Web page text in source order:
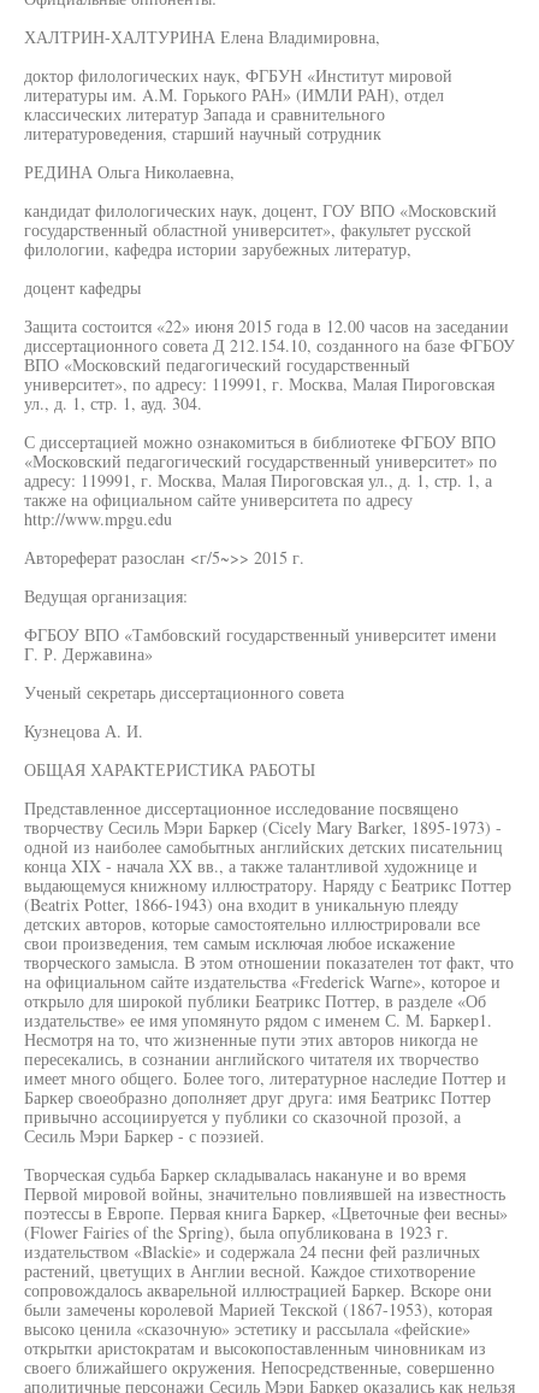
ХАЛТРИН-ХАЛТУРИНА Елена Владимировна,
доктор филологических наук, ФГБУН «Институт мировой
литературы им. A.M. Горького РАН» (ИМЛИ РАН), отдел
классических литератур Запада и сравнительного
литературоведения, старший научный сотрудник
РЕДИНА Ольга Николаевна,
кандидат филологических наук, доцент, ГОУ ВПО «Московский
государственный областной университет», факультет русской
филологии, кафедра истории зарубежных литератур,
доцент кафедры
Защита состоится «22» июня 2015 года в 12.00 часов на заседании
диссертационного совета Д 212.154.10, созданного на базе ФГБОУ
ВПО «Московский педагогический государственный
университет», по адресу: 119991, г. Москва, Малая Пироговская
ул., д. 1, стр. 1, ауд. 304.
С диссертацией можно ознакомиться в библиотеке ФГБОУ ВПО
«Московский педагогический государственный университет» по
адресу: 119991, г. Москва, Малая Пироговская ул., д. 1, стр. 1, а
также на официальном сайте университета по адресу
http://www.mpgu.edu
Автореферат разослан <г/5~>> 2015 г.
Ведущая организация:
ФГБОУ ВПО «Тамбовский государственный университет имени
Г. Р. Державина»
Ученый секретарь диссертационного совета
Кузнецова А. И.
ОБЩАЯ ХАРАКТЕРИСТИКА РАБОТЫ
Представленное диссертационное исследование посвящено
творчеству Сесиль Мэри Баркер (Cicely Mary Barker, 1895-1973) -
одной из наиболее самобытных английских детских писательниц
конца XIX - начала XX вв., а также талантливой художнице и
выдающемуся книжному иллюстратору. Наряду с Беатрикс Поттер
(Beatrix Potter, 1866-1943) она входит в уникальную плеяду
детских авторов, которые самостоятельно иллюстрировали все
свои произведения, тем самым исключая любое искажение
творческого замысла. В этом отношении показателен тот факт, что
на официальном сайте издательства «Frederick Warne», которое и
открыло для широкой публики Беатрикс Поттер, в разделе «Об
издательстве» ее имя упомянуто рядом с именем С. М. Баркер1.
Несмотря на то, что жизненные пути этих авторов никогда не
пересекались, в сознании английского читателя их творчество
имеет много общего. Более того, литературное наследие Поттер и
Баркер своеобразно дополняет друг друга: имя Беатрикс Поттер
привычно ассоциируется у публики со сказочной прозой, а
Сесиль Мэри Баркер - с поэзией.
Творческая судьба Баркер складывалась накануне и во время
Первой мировой войны, значительно повлиявшей на известность
поэтессы в Европе. Первая книга Баркер, «Цветочные феи весны»
(Flower Fairies of the Spring), была опубликована в 1923 г.
издательством «Blackie» и содержала 24 песни фей различных
растений, цветущих в Англии весной. Каждое стихотворение
сопровождалось акварельной иллюстрацией Баркер. Вскоре они
были замечены королевой Марией Текской (1867-1953), которая
высоко ценила «сказочную» эстетику и рассылала «фейские»
открытки аристократам и высокопоставленным чиновникам из
своего ближайшего окружения. Непосредственные, совершенно
аполитичные персонажи Сесиль Мэри Баркер оказались как нельзя